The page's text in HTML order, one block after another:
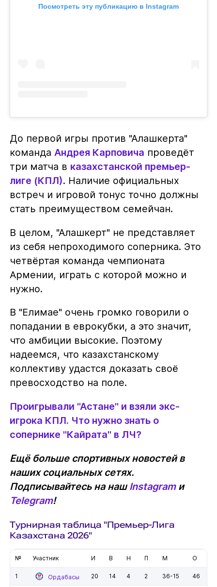
Посмотреть эту публикацию в Instagram
До первой игры против "Алашкерта"
команда Андрея Карповича проведёт
три матча в казахстанской премьер-
лиге (КПЛ). Наличие официальных
встреч и игровой тонус точно должны
стать преимуществом семейчан.
В целом, "Алашкерт" не представляет
из себя непроходимого соперника. Это
четвёртая команда чемпионата
Армении, играть с которой можно и
нужно.
В "Елимае" очень громко говорили о
попадании в еврокубки, а это значит,
что амбиции высокие. Поэтому
надеемся, что казахстанскому
коллективу удастся доказать своё
превосходство на поле.
Проигрывали "Астане" и взяли экс-
игрока КПЛ. Что нужно знать о
сопернике "Кайрата" в ЛЧ?
Ещё больше спортивных новостей в
наших социальных сетях.
Подписывайтесь на нашInstagramи
Telegram!
Турнирная таблица "Премьер-Лига
Казахстана 2026"
№ Участник И В Н П М О
1 Ордабасы 20 14 4 2 36-15 46